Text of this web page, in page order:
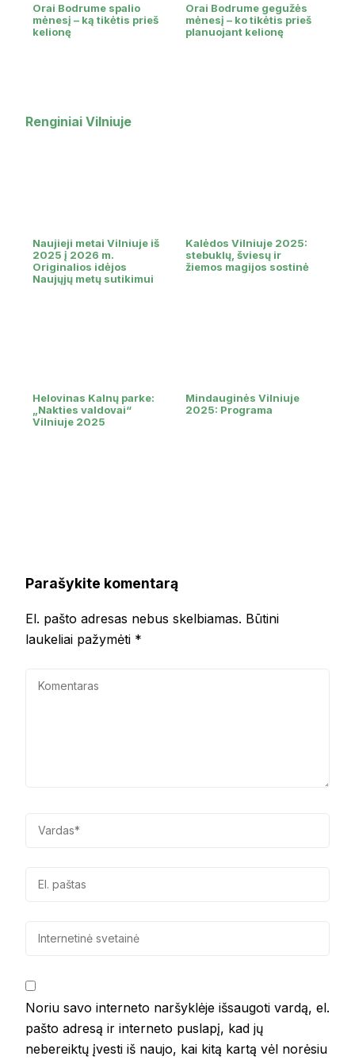
Orai Bodrume spalio
mėnesį – ką tikėtis prieš
kelionę
Orai Bodrume gegužės
mėnesį – ko tikėtis prieš
planuojant kelionę
Renginiai Vilniuje
Naujieji metai Vilniuje iš
2025 į 2026 m.
Originalios idėjos
Naujųjų metų sutikimui
Kalėdos Vilniuje 2025:
stebuklų, šviesų ir
žiemos magijos sostinė
Helovinas Kalnų parke:
„Nakties valdovai“
Vilniuje 2025
Mindauginės Vilniuje
2025: Programa
Parašykite komentarą
El. pašto adresas nebus skelbiamas. Būtini
laukeliai pažymėti *
Noriu savo interneto naršyklėje išsaugoti vardą, el.
pašto adresą ir interneto puslapį, kad jų
nebereiktų įvesti iš naujo, kai kitą kartą vėl norėsiu